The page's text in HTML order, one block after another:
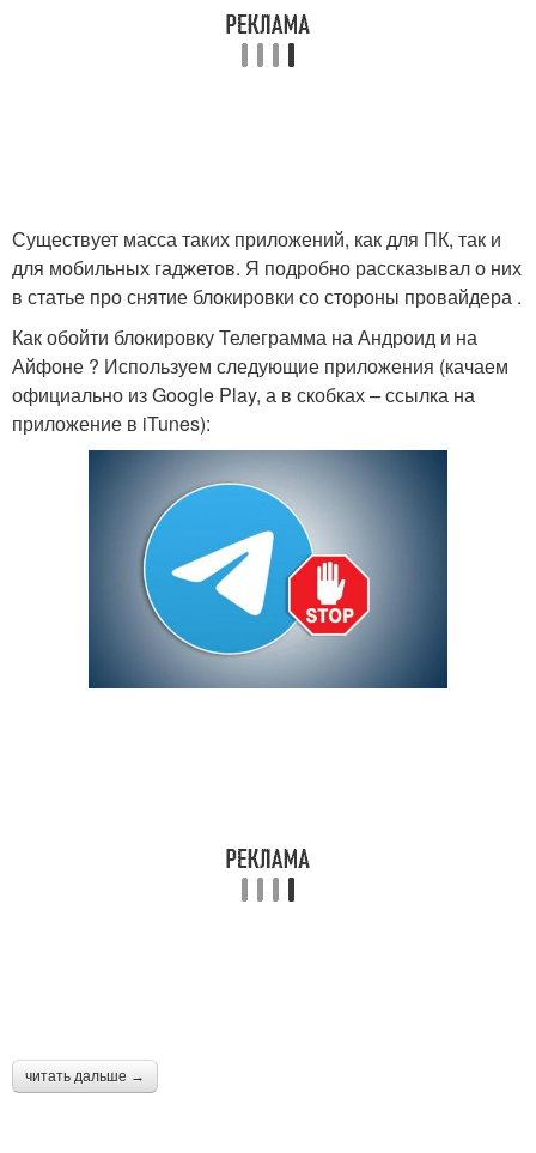
Существует масса таких приложений, как для ПК, так и
для мобильных гаджетов. Я подробно рассказывал о них
в статье про снятие блокировки со стороны провайдера .
Как обойти блокировку Телеграмма на Андроид и на
Айфоне ? Используем следующие приложения (качаем
официально из Google Play, а в скобках – ссылка на
приложение в iTunes):
читать дальше →